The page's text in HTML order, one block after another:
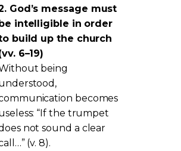
God’s message must
intelligible in order
build up the church
6–19)
being
becomes
“If the trumpet
not sound a clear
(v. 8).